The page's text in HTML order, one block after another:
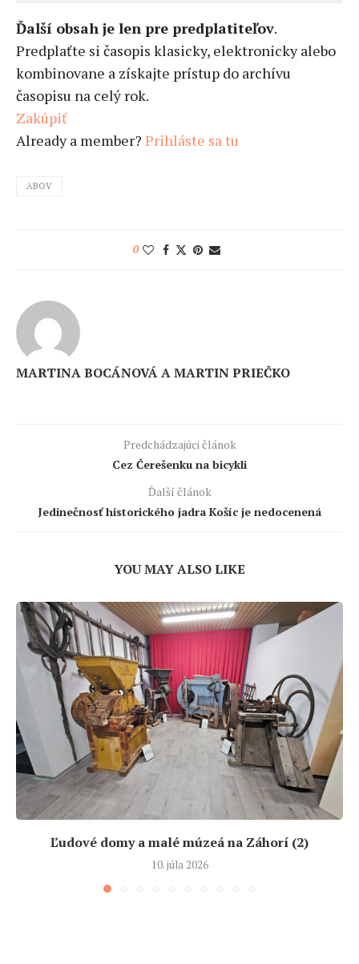
Ďalší obsah je len pre predplatiteľov.
Predplaťte si časopis klasicky, elektronicky alebo
kombinovane a získajte prístup do archívu
časopisu na celý rok.
Zakúpiť
Already a member? Prihláste sa tu
ABOV
0
MARTINA BOCÁNOVÁ A MARTIN PRIEČKO
Predchádzajúci článok
Cez Čerešenku na bicykli
Ďalší článok
Jedinečnosť historického jadra Košíc je nedocenená
YOU MAY ALSO LIKE
Ľudové domy a malé múzeá na Záhorí (2)
10. júla 2026